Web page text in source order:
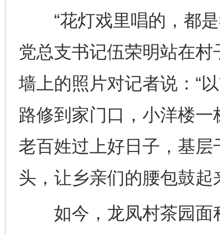
“花灯戏里唱的，都是
党总支书记伍荣明站在
墙上的照片对记者说：“
路修到家门口，小洋楼
老百姓过上好日子，基
头，让乡亲们的腰包鼓起
如今，龙凤村茶园面